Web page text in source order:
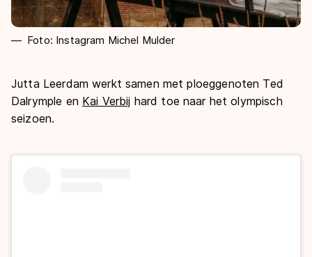
Foto: Instagram Michel Mulder
Jutta Leerdam werkt samen met ploeggenoten Ted
Dalrymple en Kai Verbij hard toe naar het olympisch
seizoen.